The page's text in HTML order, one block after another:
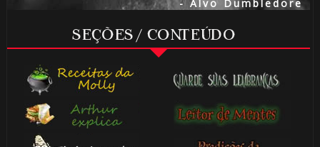
- Alvo Dumbledore
SEÇÕES / CONTEÚDO